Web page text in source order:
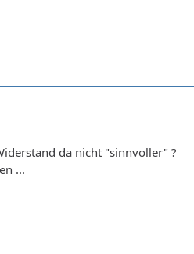
da nicht "sinnvoller" ?
...